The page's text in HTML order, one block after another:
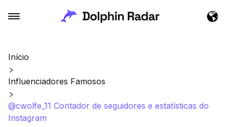
Início
Influenciadores Famosos
@cwolfe_11 Contador de seguidores e estatísticas do
Instagram